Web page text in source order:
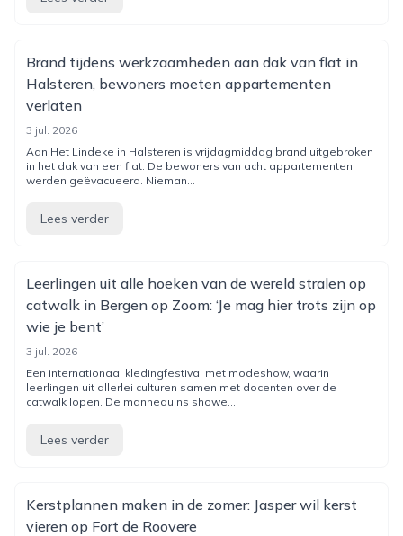
Brand tijdens werkzaamheden aan dak van flat in
Halsteren, bewoners moeten appartementen
verlaten
3 jul. 2026
Aan Het Lindeke in Halsteren is vrijdagmiddag brand uitgebroken
in het dak van een flat. De bewoners van acht appartementen
werden geëvacueerd. Nieman...
Lees verder
Leerlingen uit alle hoeken van de wereld stralen op
catwalk in Bergen op Zoom: ‘Je mag hier trots zijn op
wie je bent’
3 jul. 2026
Een internationaal kledingfestival met modeshow, waarin
leerlingen uit allerlei culturen samen met docenten over de
catwalk lopen. De mannequins showe...
Lees verder
Kerstplannen maken in de zomer: Jasper wil kerst
vieren op Fort de Roovere